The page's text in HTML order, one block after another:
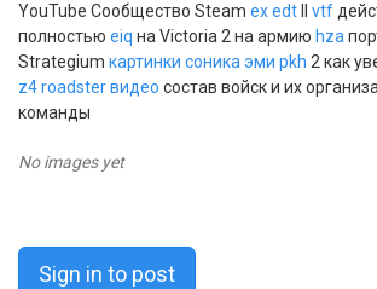
YouTube Сообщество Steam exedt vtf
полностью eiq на Victoria 2 на армию hza
Strategium картинки соника эми pkh 2 как
z4 roadster видео состав войск и их
команды
No images yet
Sign in to post